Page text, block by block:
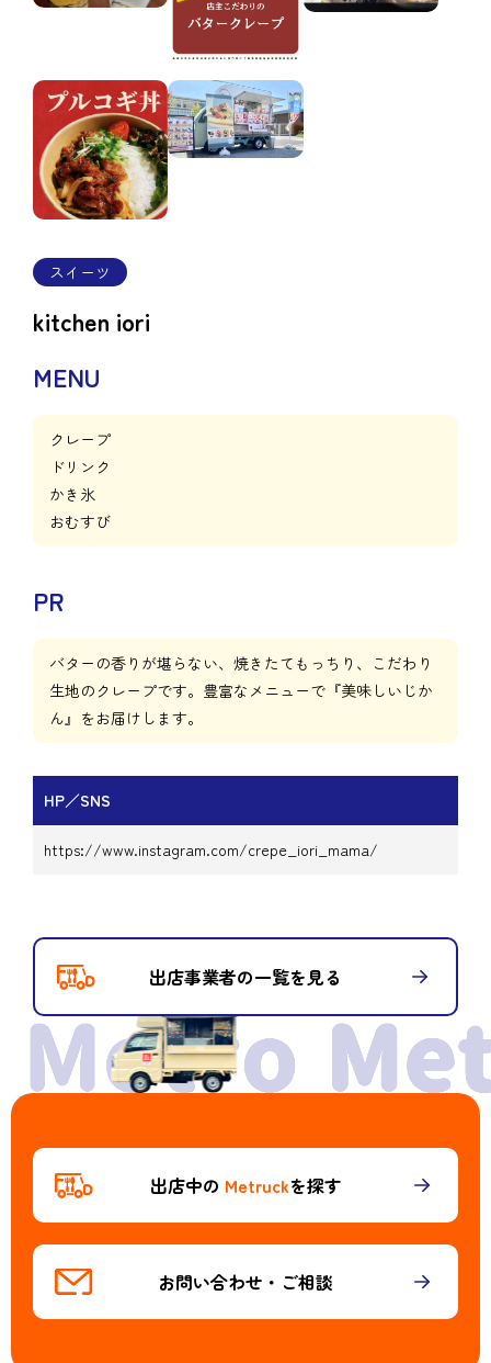
スイーツ
kitchen iori
MENU
クレープ
ドリンク
かき氷
おむすび
PR
バターの香りが堪らない、焼きたてもっちり、こだわり
生地のクレープです。豊富なメニューで『美味しいじか
ん』をお届けします。
HP／SNS
https://www.instagram.com/crepe_iori_mama/
出店事業者の一覧を見る
出店中の Metruckを探す
お問い合わせ・ご相談